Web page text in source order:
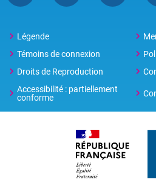
Légende
Témoins de connexion
Droits de Reproduction
Accessibilité : partiellement
conforme